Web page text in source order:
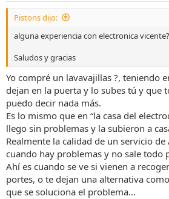
Pistons dijo:
alguna experiencia con electronica
Saludos y gracias
Yo compré un lavavajillas ?, teniendo
dejan en la puerta y lo subes tú y que
puedo decir nada más.
Es lo mismo que en “la casa del
llego sin problemas y la subieron a
Realmente la calidad de un servicio
cuando hay problemas y no sale todo
Ahí es cuando se ve si vienen a
portes, o te dejan una alternativa
que se soluciona el problema...